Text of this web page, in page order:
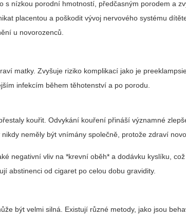
s nízkou porodní hmotností, předčasným porodem a
placentou a poškodit vývoj nervového systému
u novorozenců.
matky. Zvyšuje riziko komplikací jako je
infekcím během těhotenství a po porodu.
kouřit. Odvykání kouření přináší významné
nikdy neměly být vnímány společně, protože zdraví
negativní vliv na *krevní oběh* a dodávku kyslíku,
abstinenci od cigaret po celou dobu gravidity.
být velmi silná. Existují různé metody, jako jsou